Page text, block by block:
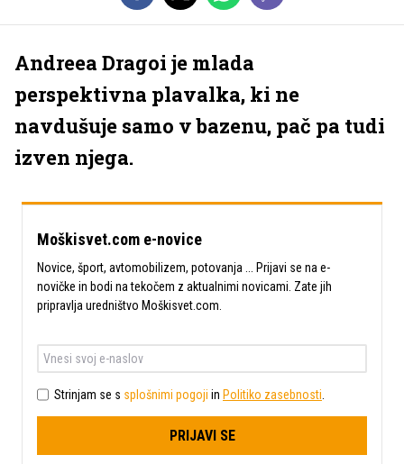
Andreea Dragoi je mlada
perspektivna plavalka, ki ne
navdušuje samo v bazenu, pač pa tudi
izven njega.
Moškisvet.com e-novice
Novice, šport, avtomobilizem, potovanja ... Prijavi se na e-
novičke in bodi na tekočem z aktualnimi novicami. Zate jih
pripravlja uredništvo Moškisvet.com.
Strinjam se s splošnimi pogoji in Politiko zasebnosti
PRIJAVI SE